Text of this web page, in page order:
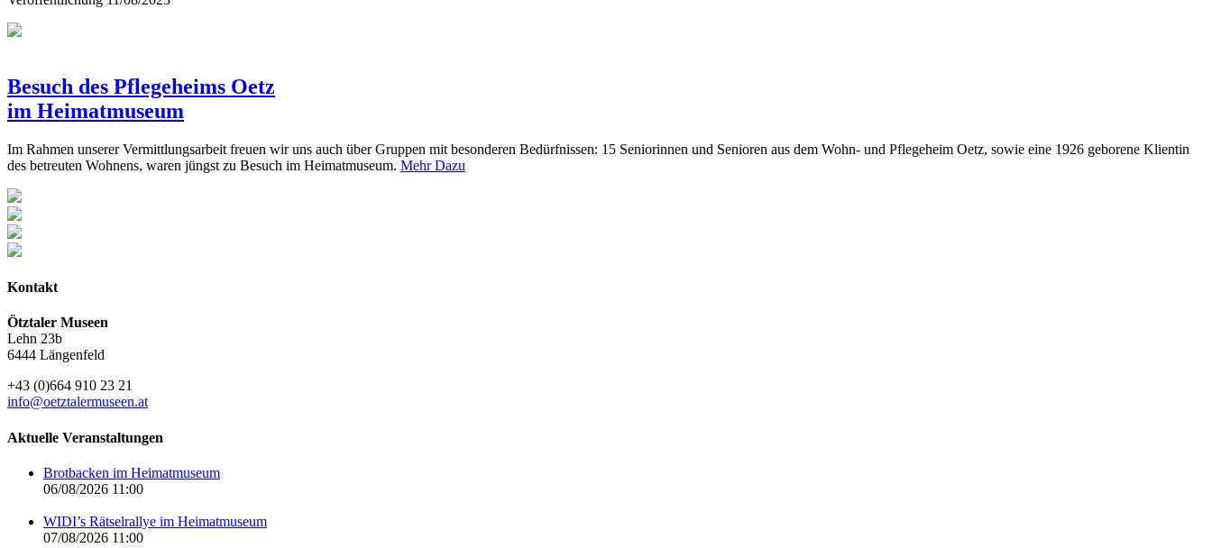
Besuch des Pflegeheims Oetz
im Heimatmuseum
Im Rahmen unserer Vermittlungsarbeit freuen wir uns auch über Gruppen mit besonderen Bedürfnissen: 15 Seniorinnen und Senioren aus dem Wohn- und Pflegeheim Oetz, sowie eine 1926 geborene Klientin
des betreuten Wohnens, waren jüngst zu Besuch im Heimatmuseum. Mehr Dazu
Kontakt
Ötztaler Museen
Lehn 23b
6444 Längenfeld
+43 (0)664 910 23 21
info@oetztalermuseen.at
Aktuelle Veranstaltungen
Brotbacken im Heimatmuseum
06/08/2026 11:00
WIDI’s Rätselrallye im Heimatmuseum
07/08/2026 11:00